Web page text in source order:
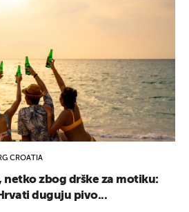
CROATIA
netko zbog drške za motiku:
duguju pivo...